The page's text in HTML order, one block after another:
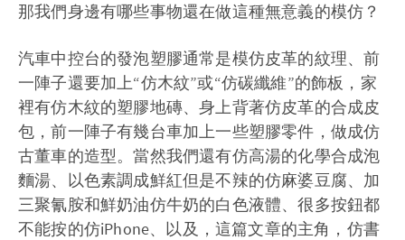
那我們身邊有哪些事物還在做這種無意義的模仿？
汽車中控台的發泡塑膠通常是模仿皮革的紋理、前
一陣子還要加上“仿木紋”或“仿碳纖維”的飾板，家
裡有仿木紋的塑膠地磚、身上背著仿皮革的合成皮
包，前一陣子有幾台車加上一些塑膠零件，做成仿
古董車的造型。當然我們還有仿高湯的化學合成泡
麵湯、以色素調成鮮紅但是不辣的仿麻婆豆腐、加
三聚氰胺和鮮奶油仿牛奶的白色液體、很多按鈕都
不能按的仿iPhone、以及，這篇文章的主角，仿書